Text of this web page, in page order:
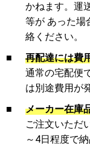
かねます。運
等が あった場
絡ください。
■
再配達には費
通常の宅配便
は別途費用が
■
メーカー在庫
ご注文いただ
～4日程度で